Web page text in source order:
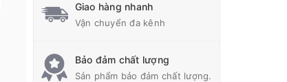
Giao hàng nhanh
Vận chuyển đa kênh
Bảo đảm chất lượng
Sản phẩm bảo đảm chất lượng.